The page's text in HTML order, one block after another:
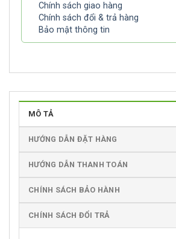
Chính sách giao hàng
Chính sách đổi & trả hàng
Bảo mật thông tin
MÔ TẢ
HƯỚNG DẪN ĐẶT HÀNG
HƯỚNG DẪN THANH TOÁN
CHÍNH SÁCH BẢO HÀNH
CHÍNH SÁCH ĐỔI TRẢ